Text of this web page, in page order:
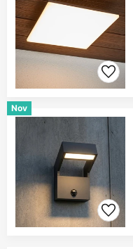
Nov